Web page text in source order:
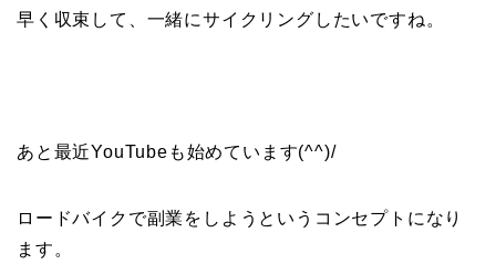
早く収束して、一緒にサイクリングしたいですね。
あと最近YouTubeも始めています(^^)/
ロードバイクで副業をしようというコンセプトになり
ます。